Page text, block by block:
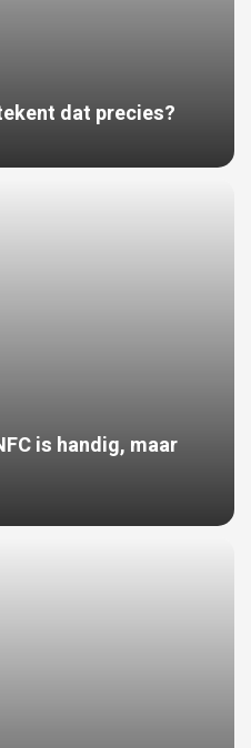
dat precies?
is handig, maar